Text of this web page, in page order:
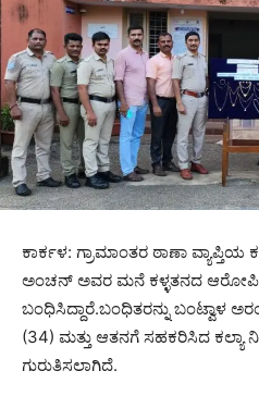
ಕಾರ್ಕಳ: ಗ್ರಾಮಾಂತರ ಠಾಣಾ
ಅಂಚನ್ ಅವರ ಮನೆ ಕಳ್ಳತನದ
ಬಂಧಿಸಿದ್ದಾರೆ.ಬಂಧಿತರನ್ನು ಬಂಟ್ವಾಳ
(34) ಮತ್ತು ಆತನಗೆ ಸಹಕರಿಸಿದ ಕಲ್ಯಾ
ಗುರುತಿಸಲಾಗಿದೆ.